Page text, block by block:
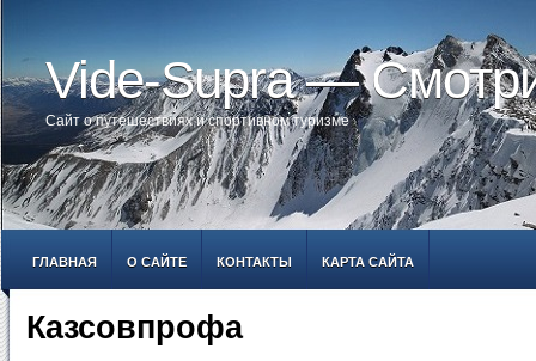
Vide-Supra —
Сайт о путешествиях и спортивном туризме
ГЛАВНАЯ О САЙТЕ КОНТАКТЫ КАРТА САЙТА
Казсовпрофа